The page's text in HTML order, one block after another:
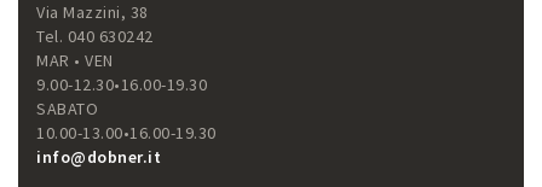
Via Mazzini, 38
Tel. 040 630242
MAR • VEN
9.00-12.30•16.00-19.30
SABATO
10.00-13.00•16.00-19.30
info@dobner.it